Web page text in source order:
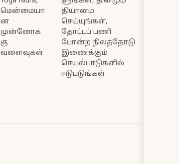
மென்மையா
ன
முன்னோக்
கு
வளைவுகள்
தியானம்
செய்யுங்கள்,
தோட்டப் பணி
போன்ற நிலத்தோடு
இணைக்கும்
செயல்பாடுகளில்
ஈடுபடுங்கள்